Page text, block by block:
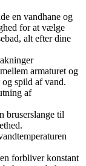
en vandhane og
for at vælge
alt efter dine
armaturet og
spild af vand.
af
bruserslange til
forbliver konstant